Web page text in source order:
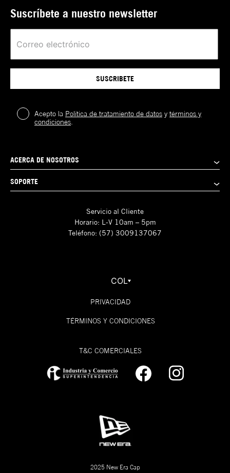
Suscríbete a nuestro newsletter
SUSCRIBETE
Acepto la Política de tratamiento de datos ytérminos y
condiciones
ACERCA DE NOSOTROS
SOPORTE
Servicio al Cliente
Horario: L-V 10am – 5pm
Teléfono: (57) 3009137067
COL
PRIVACIDAD
TÉRMINOS Y CONDICIONES
T&C COMERCIALES
2025 New Era Cap